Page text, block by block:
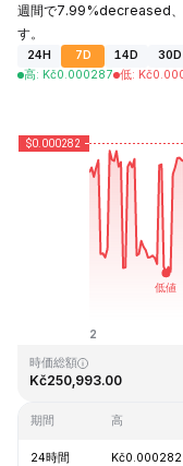
週間で7.99%decreased
す。
24H 7D 14D 30D
高: Kč0.000287 低: Kč
最終更新日時：2026-08-08、
Kč0.128999
時価総額
Kč250,993.00
期間 高
24時間 Kč0.000282